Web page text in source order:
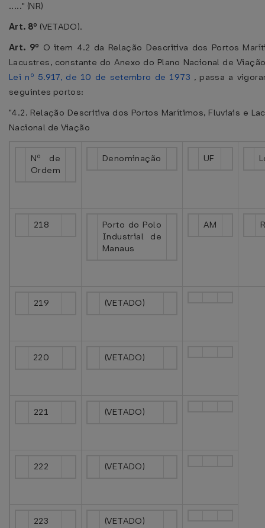
....." (NR)
Art. 8º (VETADO).
Art. 9º O item 4.2 da Relação Descritiva dos Portos
Lacustres, constante do Anexo do Plano Nacional de
Lei nº 5.917, de 10 de setembro de 1973 , passa a
seguintes portos:
"4.2. Relação Descritiva dos Portos Marítimos, Fluviais e
Nacional de Viação
Nº de
Ordem
Denominação UF
218
Porto do Polo
Industrial de
Manaus
AM
219 (VETADO)
220 (VETADO)
221 (VETADO)
222 (VETADO)
223 (VETADO)